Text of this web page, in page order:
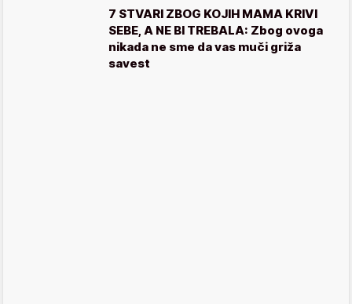
7 STVARI ZBOG KOJIH MAMA KRIVI
SEBE, A NE BI TREBALA: Zbog ovoga
nikada ne sme da vas muči griža
savest